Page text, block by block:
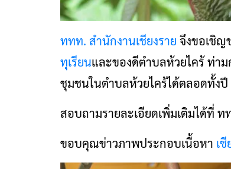
ททท. สำนักงานเชียงราย จึงขอเชิญ
ทุเรียนและของดีตำบลห้วยไคร้ ท่า
ชุมชนในตำบลห้วยไคร้ได้ตลอดทั้งปี
สอบถามรายละเอียดเพิ่มเติมได้ที่ ท
ขอบคุณข่าวภาพประกอบเนื้อหา เ